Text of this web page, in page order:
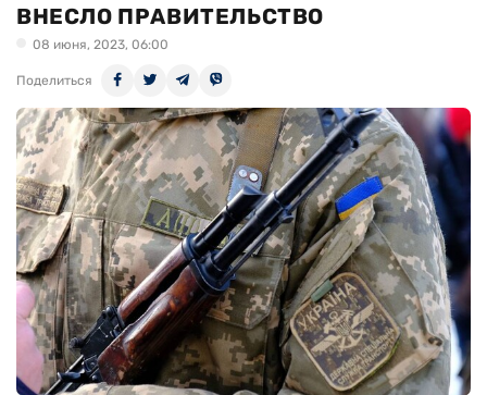
ВНЕСЛО ПРАВИТЕЛЬСТВО
08 июня, 2023, 06:00
Поделиться